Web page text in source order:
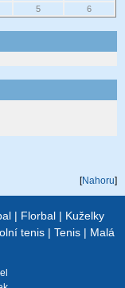
5 6
[Nahoru]
| Florbal | Kuželky
tenis| Tenis| Malá